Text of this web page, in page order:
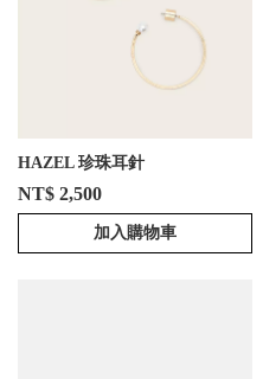
HAZEL 珍珠耳針
NT$ 2,500
加入購物車